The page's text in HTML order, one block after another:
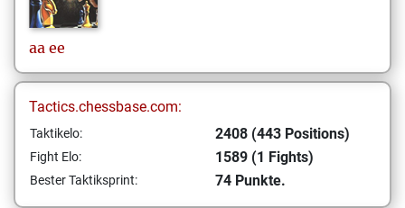
aa ee
Tactics.chessbase.com:
Taktikelo: 2408 (443 Positions)
Fight Elo: 1589 (1 Fights)
Bester Taktiksprint: 74 Punkte.